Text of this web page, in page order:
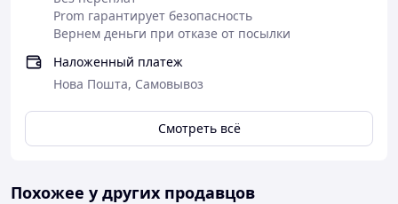
Prom гарантирует безопасность
Вернем деньги при отказе от посылки
Наложенный платеж
Нова Пошта, Самовывоз
Смотреть всё
Похожее у других продавцов